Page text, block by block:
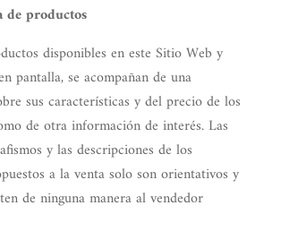
de productos
disponibles en este Sitio Web y
pantalla, se acompañan de una
sus características y del precio de los
de otra información de interés. Las
y las descripciones de los
a la venta solo son orientativos y
de ninguna manera al vendedor